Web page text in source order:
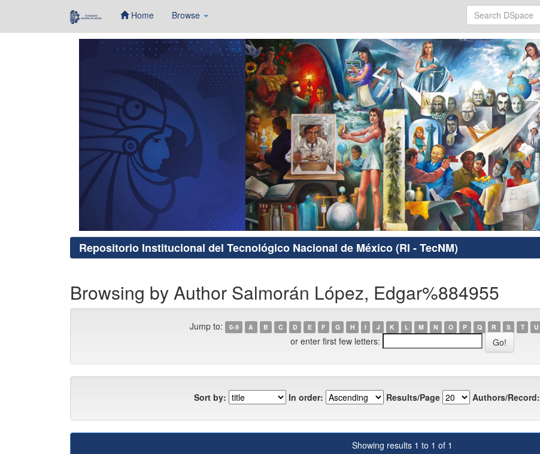
Home Browse
Repositorio Institucional del Tecnológico Nacional de México (RI - TecNM)
Browsing by Author Salmorán López, Edgar%884955
Jump to: 0-9 A B C D E F G H I J K L M N O P Q R S T U
or enter first few letters:
Sort by: In order: Results/Page Authors/Record:
Showing results 1 to 1 of 1